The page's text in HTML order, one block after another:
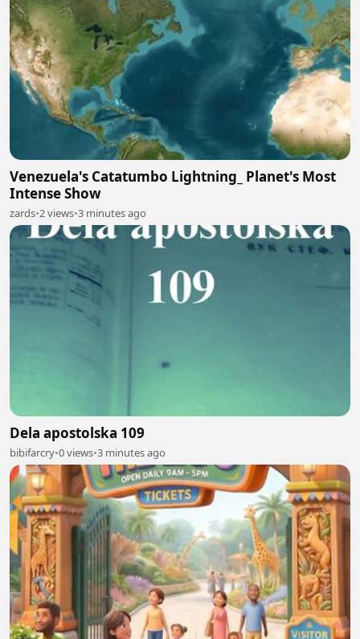
Venezuela's Catatumbo Lightning_ Planet's Most
Intense Show
zards•2 views•3 minutes ago
Dela apostolska 109
bibifarcry•0 views•3 minutes ago